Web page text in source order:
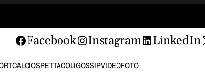
Facebook Instagram LinkedIn
CALCIOSPETTACOLIGOSSIPVIDEOFOTO